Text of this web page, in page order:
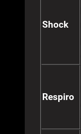
Shock
Respiro